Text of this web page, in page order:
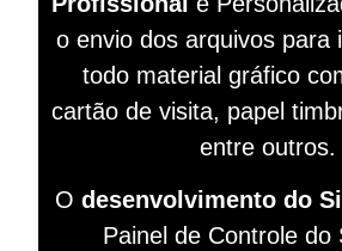
o envio dos arquivos para
todo material gráfico
cartão de visita, papel
entre outros.
O desenvolvimento do
Painel de Controle do